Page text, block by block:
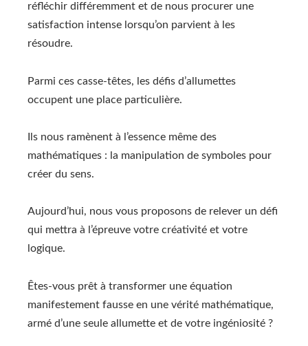
réfléchir différemment et de nous procurer une
satisfaction intense lorsqu’on parvient à les
résoudre.
Parmi ces casse-têtes, les défis d’allumettes
occupent une place particulière.
Ils nous ramènent à l’essence même des
mathématiques : la manipulation de symboles pour
créer du sens.
Aujourd’hui, nous vous proposons de relever un défi
qui mettra à l’épreuve votre créativité et votre
logique.
Êtes-vous prêt à transformer une équation
manifestement fausse en une vérité mathématique,
armé d’une seule allumette et de votre ingéniosité ?